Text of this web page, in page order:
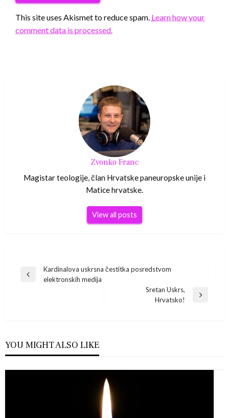
This site uses Akismet to reduce spam. Learn how your
comment data is processed.
Zvonko Franc
Magistar teologije, član Hrvatske paneuropske unije i
Matice hrvatske.
View all posts
Navigacija
Previous
Kardinalova uskrsna čestitka posredstvom
elektronskih medija
Sretan Uskrs,
Hrvatsko!
YOU MIGHT ALSO LIKE